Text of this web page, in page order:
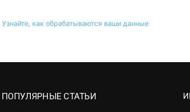
Узнайте, как обрабатываются ваши данные
ПОПУЛЯРНЫЕ СТАТЬИ